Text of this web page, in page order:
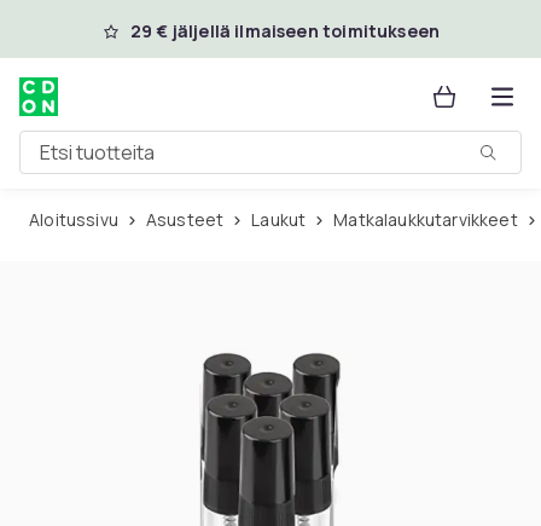
Ohita ja siirry pääsisältöön
29 € jäljellä ilmaiseen toimitukseen
Etsi tuotteita
Aloitussivu Asusteet Laukut Matkalaukkutarvikkeet